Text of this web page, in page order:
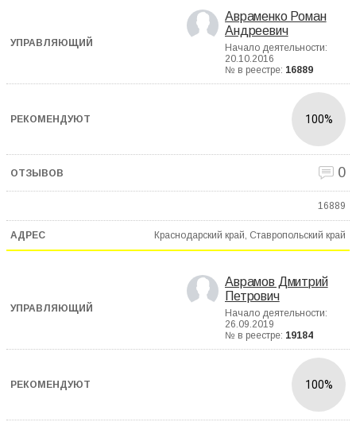
Авраменко Роман
Андреевич
Начало деятельности:
20.10.2016
№ в реестре: 16889
100%
0
16889
Краснодарский край, Ставропольский край
Аврамов Дмитрий
Петрович
Начало деятельности:
26.09.2019
№ в реестре: 19184
100%